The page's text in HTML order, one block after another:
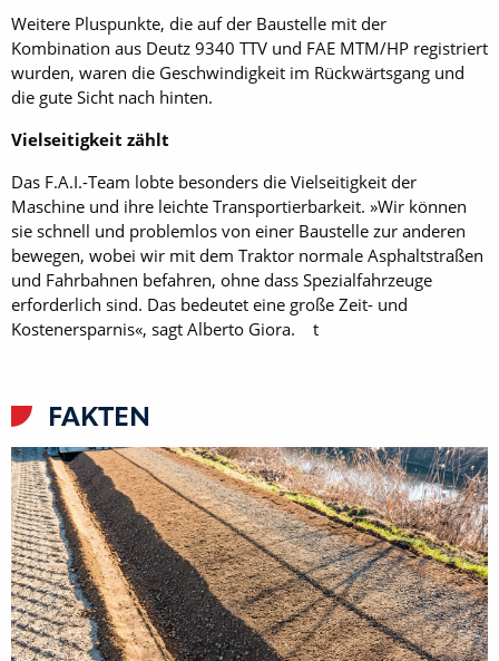
Weitere Pluspunkte, die auf der Baustelle mit der
Kombination aus Deutz 9340 TTV und FAE MTM/HP registriert
wurden, waren die Geschwindigkeit im Rückwärtsgang und
die gute Sicht nach hinten.
Vielseitigkeit zählt
Das F.A.I.-Team lobte besonders die Vielseitigkeit der
Maschine und ihre leichte Transportierbarkeit. »Wir können
sie schnell und problemlos von einer Baustelle zur anderen
bewegen, wobei wir mit dem Traktor normale Asphaltstraßen
und Fahrbahnen befahren, ohne dass Spezialfahrzeuge
erforderlich sind. Das bedeutet eine große Zeit- und
Kostenersparnis«, sagt Alberto Giora. t
FAKTEN